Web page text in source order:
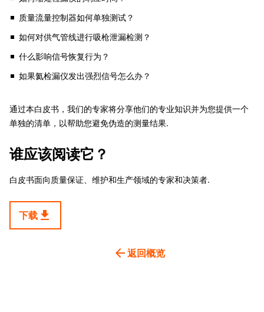
质量流量控制器如何单独测试？
如何对供气管线进行吸枪泄漏检测？
什么影响信号恢复行为？
如果氦检漏仪发出强烈信号怎么办？
通过本白皮书，我们的专家将分享他们的专业知识并为您提供一个
单独的清单，以帮助您避免伪造的测量结果.
谁应该阅读它？
白皮书面向质量保证、维护和生产领域的专家和决策者.
下载 get_app
返回概览
arrow_back